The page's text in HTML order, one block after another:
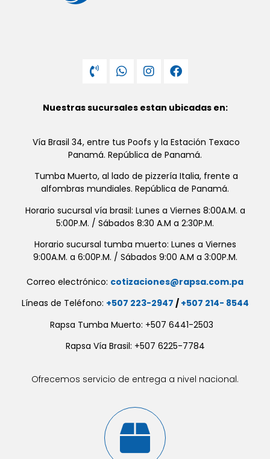
Nuestras sucursales estan ubicadas en:
Vía Brasil 34, entre tus Poofs y la Estación Texaco
Panamá. República de Panamá.
Tumba Muerto, al lado de pizzería Italia, frente a
alfombras mundiales. República de Panamá.
Horario sucursal vía brasil: Lunes a Viernes 8:00A.M. a
5:00P.M. / Sábados 8:30 A.M a 2:30P.M.
Horario sucursal tumba muerto: Lunes a Viernes
9:00A.M. a 6:00P.M. / Sábados 9:00 A.M a 3:00P.M.
Correo electrónico: cotizaciones@rapsa.com.pa
Líneas de Teléfono: +507 223-2947 / +507 214- 8544
Rapsa Tumba Muerto: +507 6441-2503
Rapsa Vía Brasil: +507 6225-7784
Ofrecemos servicio de entrega a nivel nacional.